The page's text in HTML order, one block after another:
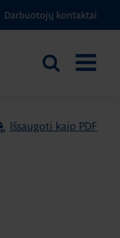
Darbuotojų kontaktai
Ieškoti
Išsaugoti kaip PDF